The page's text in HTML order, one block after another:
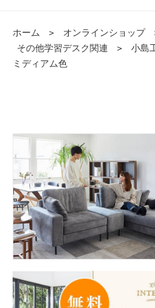
ホーム ＞ オンラインショップ
その他学習デスク関連
＞
小島
ミディアム色